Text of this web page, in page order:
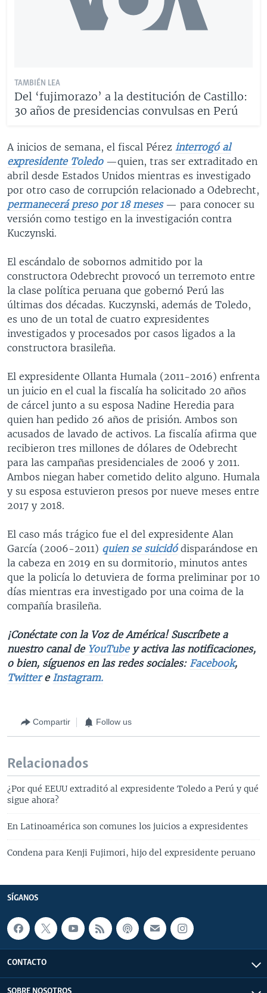
TAMBIÉN LEA
Del ‘fujimorazo’ a la destitución de Castillo:
30 años de presidencias convulsas en Perú
A inicios de semana, el fiscal Pérez interrogó al
expresidente Toledo—quien, tras ser extraditado en
abril desde Estados Unidos mientras es investigado
por otro caso de corrupción relacionado a Odebrecht,
permanecerá preso por 18 meses​— para conocer su
versión como testigo en la investigación contra
Kuczynski.
El escándalo de sobornos admitido por la
constructora Odebrecht provocó un terremoto entre
la clase política peruana que gobernó Perú las
últimas dos décadas. Kuczynski, además de Toledo,
es uno de un total de cuatro expresidentes
investigados y procesados por casos ligados a la
constructora brasileña.
El expresidente Ollanta Humala (2011-2016) enfrenta
un juicio en el cual la fiscalía ha solicitado 20 años
de cárcel junto a su esposa Nadine Heredia para
quien han pedido 26 años de prisión. Ambos son
acusados de lavado de activos. La fiscalía afirma que
recibieron tres millones de dólares de Odebrecht
para las campañas presidenciales de 2006 y 2011.
Ambos niegan haber cometido delito alguno. Humala
y su esposa estuvieron presos por nueve meses entre
2017 y 2018.
El caso más trágico fue el del expresidente Alan
García (2006-2011) quien se suicidódisparándose en
la cabeza en 2019 en su dormitorio, minutos antes
que la policía lo detuviera de forma preliminar por 10
días mientras era investigado por una coima de la
compañía brasileña.
¡Conéctate con la Voz de América! Suscríbete a
nuestro canal deYouTubey activa las notificaciones,
o bien, síguenos en las redes sociales: Facebook,
Twittere Instagram.
Compartir Follow us
Relacionados
¿Por qué EEUU extraditó al expresidente Toledo a Perú y qué
sigue ahora?
En Latinoamérica son comunes los juicios a expresidentes
Condena para Kenji Fujimori, hijo del expresidente peruano
SÍGANOS
CONTACTO